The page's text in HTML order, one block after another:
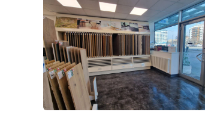
Antistatički podovi i zdravi
materijali za bezbedan
enterijer
april 28, 2026